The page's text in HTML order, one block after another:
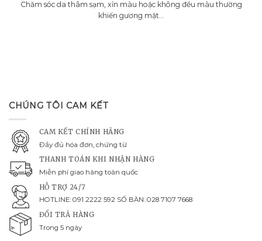
Chăm sóc da thâm sạm, xỉn màu hoặc không đều màu thường
khiến gương mặt...
CHÚNG TÔI CAM KẾT
CAM KẾT CHÍNH HÃNG
Đầy đủ hóa đơn, chứng từ
THANH TOÁN KHI NHẬN HÀNG
Miễn phí giao hàng toàn quốc
HỖ TRỢ 24/7
HOTLINE: 091 2222 592 SỐ BÀN: 028 7107 7668
ĐỔI TRẢ HÀNG
Trong 5 ngày